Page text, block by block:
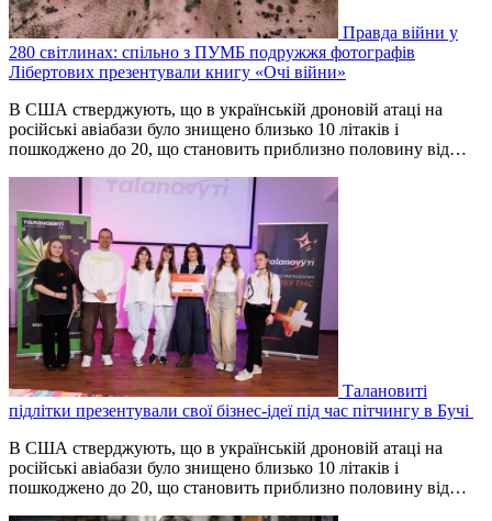
Правда війни у
280 світлинах: спільно з ПУМБ подружжя фотографів
Лібертових презентували книгу «Очі війни»
В США стверджують, що в українській дроновій атаці на
російські авіабази було знищено близько 10 літаків і
пошкоджено до 20, що становить приблизно половину від…
Талановиті
підлітки презентували свої бізнес-ідеї під час пітчингу в Бучі
В США стверджують, що в українській дроновій атаці на
російські авіабази було знищено близько 10 літаків і
пошкоджено до 20, що становить приблизно половину від…